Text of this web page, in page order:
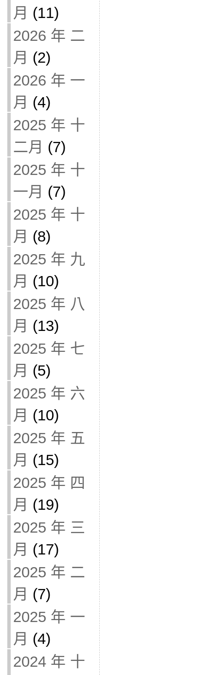
月 (11)
2026 年 二
月 (2)
2026 年 一
月 (4)
2025 年 十
二月 (7)
2025 年 十
一月 (7)
2025 年 十
月 (8)
2025 年 九
月 (10)
2025 年 八
月 (13)
2025 年 七
月 (5)
2025 年 六
月 (10)
2025 年 五
月 (15)
2025 年 四
月 (19)
2025 年 三
月 (17)
2025 年 二
月 (7)
2025 年 一
月 (4)
2024 年 十